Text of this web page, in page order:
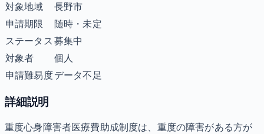
対象地域
長野市
申請期限
随時・未定
ステータス 募集中
対象者
個人
申請難易度データ不足
詳細説明
重度心身障害者医療費助成制度は、重度の障害がある方が